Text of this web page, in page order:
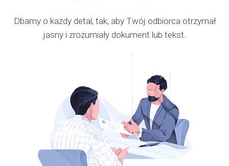
Dbamy o każdy detal, tak, aby Twój odbiorca otrzymał
jasny i zrozumiały dokument lub tekst.